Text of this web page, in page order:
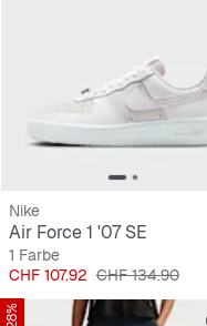
Nike
Air Force 1 '07 SE
1 Farbe
Preis
CHF 107.92 Originalpreis
CHF 134.90
-28%